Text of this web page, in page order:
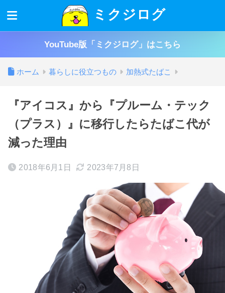
ミクジログ
YouTube版「ミクジログ」はこちら
ホーム 暮らしに役立つもの 加熱式たばこ
『アイコス』から『プルーム・テック
（プラス）』に移行したらたばこ代が
減った理由
2018年6月1日 2023年7月8日